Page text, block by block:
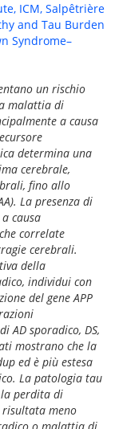
ICM, Salpêtrière
and Tau Burden
Syndrome–
un rischio
malattia di
a causa
determina una
cerebrale,
fino allo
La presenza di
causa
correlate
cerebrali.
della
individui con
del gene APP
AD sporadico, DS,
mostrano che la
ed è più estesa
La patologia tau
la perdita di
risultata meno